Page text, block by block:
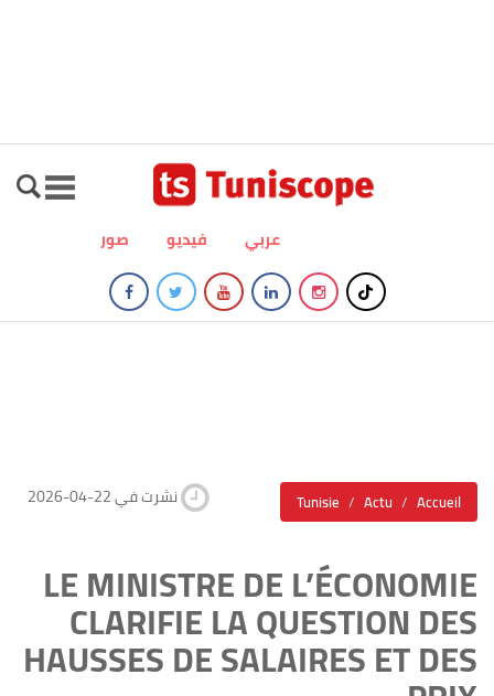
صور فيديو عربي
Tunisie Actu Accueil 2026-04-22 نشرت في
LE MINISTRE DE L’ÉCONOMIE
CLARIFIE LA QUESTION DES
HAUSSES DE SALAIRES ET DES